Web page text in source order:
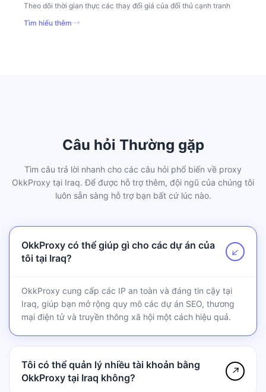
Theo dõi thời gian thực các thay đổi giá của đối thủ cạnh tranh
Tìm hiểu thêm
Câu hỏi Thường gặp
Tìm câu trả lời nhanh cho các câu hỏi phổ biến về proxy
OkkProxy tại Iraq. Để được hỗ trợ thêm, đội ngũ của chúng tôi
luôn sẵn sàng hỗ trợ bạn bất cứ lúc nào.
OkkProxy có thể giúp gì cho các dự án của
tôi tại Iraq?
↗
OkkProxy cung cấp các IP an toàn và đáng tin cậy tại
Iraq, giúp bạn mở rộng quy mô các dự án SEO, thương
mại điện tử và truyền thông xã hội một cách hiệu quả.
Tôi có thể quản lý nhiều tài khoản bằng
OkkProxy tại Iraq không?
↗